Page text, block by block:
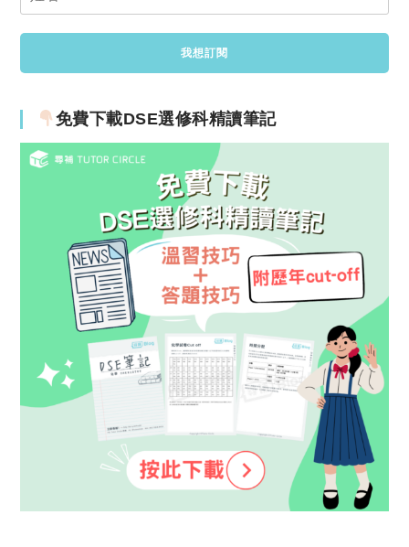
免費下載DSE選修科精讀筆記